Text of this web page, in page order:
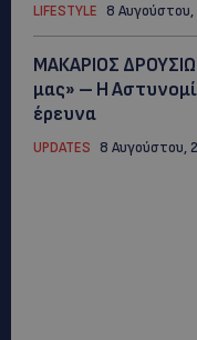
LIFESTYLE 8
ΜΑΚΑΡΙΟΣ
μας» – Η
έρευνα
UPDATES 8 Αυγούστου,